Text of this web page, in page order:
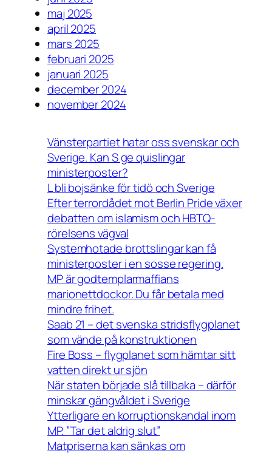
maj 2025
april 2025
mars 2025
februari 2025
januari 2025
december 2024
november 2024
Vänsterpartiet hatar oss svenskar och
Sverige. Kan S ge quislingar
ministerposter?
L bli bojsänke för tidö och Sverige
Efter terrordådet mot Berlin Pride växer
debatten om islamism och HBTQ-
rörelsens vägval
Systemhotade brottslingar kan få
ministerposter i en sosse regering.
MP är godtemplarmaffians
marionettdockor. Du får betala med
mindre frihet.
Saab 21 – det svenska stridsflygplanet
som vände på konstruktionen
Fire Boss – flygplanet som hämtar sitt
vatten direkt ur sjön
När staten började slå tillbaka – därför
minskar gängvåldet i Sverige
Ytterligare en korruptionskandal inom
MP. ”Tar det aldrig slut”
Matpriserna kan sänkas om